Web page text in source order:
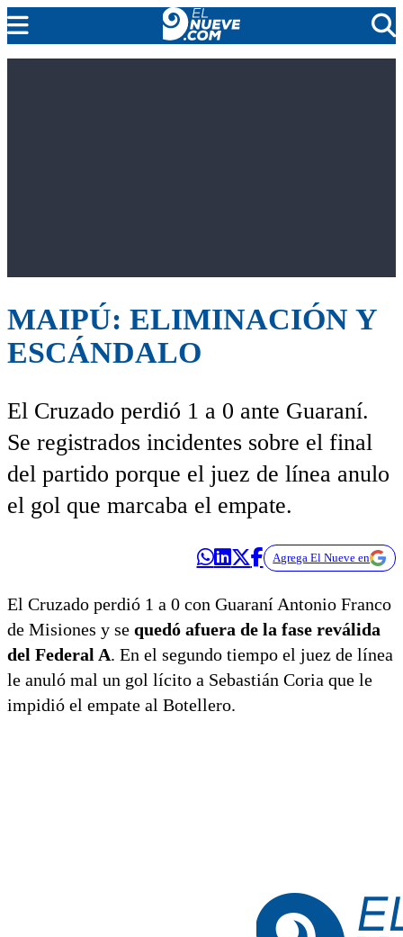
MAIPÚ: ELIMINACIÓN Y
ESCÁNDALO
El Cruzado perdió 1 a 0 ante Guaraní.
Se registrados incidentes sobre el final
del partido porque el juez de línea anulo
el gol que marcaba el empate.
Agrega El Nueve en
El Cruzado perdió 1 a 0 con Guaraní Antonio Franco
de Misiones y se quedó afuera de la fase reválida
del Federal A. En el segundo tiempo el juez de línea
le anuló mal un gol lícito a Sebastián Coria que le
impidió el empate al Botellero.